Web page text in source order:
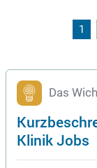
1
Das
Klinik Jobs